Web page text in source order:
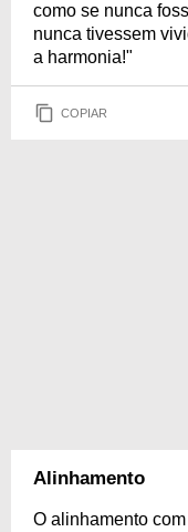
como se nunca
nunca tivessem
a harmonia!"
COPIAR
Alinhamento
O alinhamento